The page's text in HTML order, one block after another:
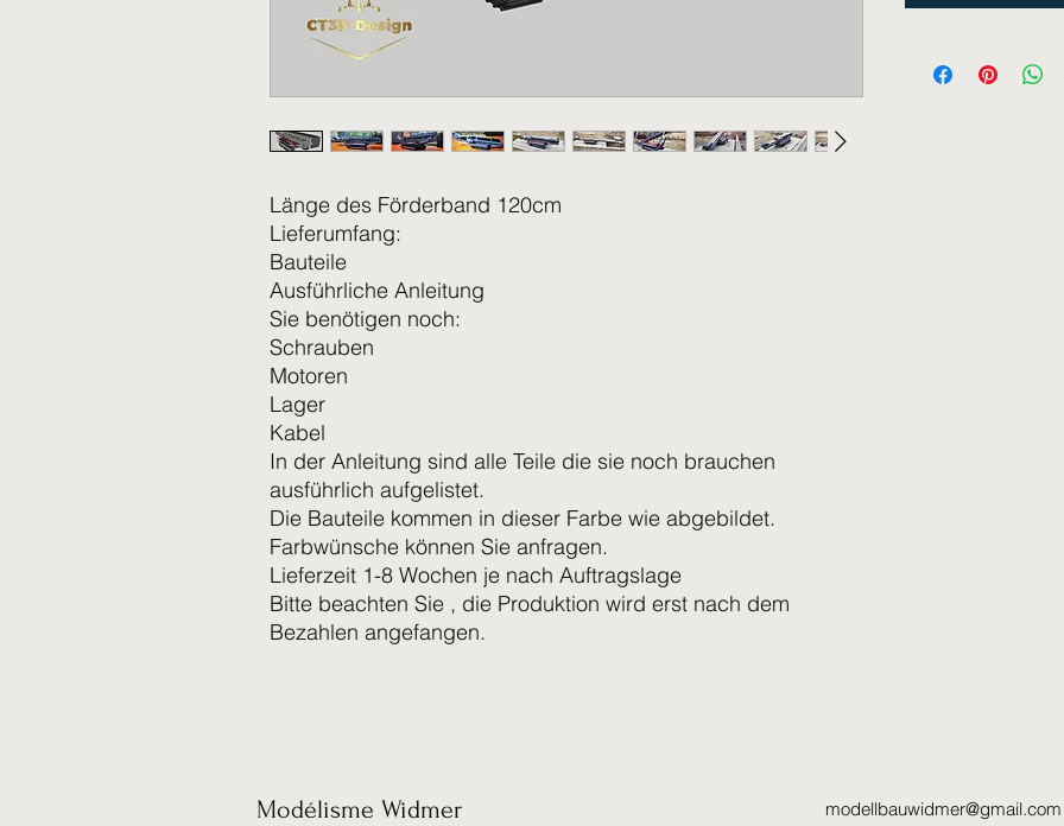
Länge des Förderband 120cm
Lieferumfang:
Bauteile
Ausführliche Anleitung
Sie benötigen noch:
Schrauben
Motoren
Lager
Kabel
In der Anleitung sind alle Teile die sie noch brauchen
ausführlich aufgelistet.
Die Bauteile kommen in dieser Farbe wie abgebildet.
Farbwünsche können Sie anfragen.
Lieferzeit 1-8 Wochen je nach Auftragslage
Bitte beachten Sie , die Produktion wird erst nach dem
Bezahlen angefangen.
Modélisme Widmer modellbauwidmer@gmail.com